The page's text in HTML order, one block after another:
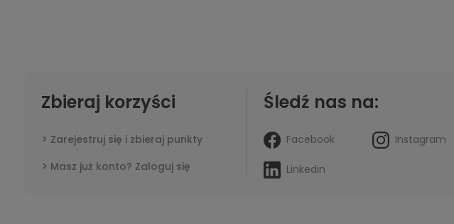
Zbieraj korzyści
Zarejestruj się i zbieraj punkty
Masz już konto? Zaloguj się
Śledź nas na:
Facebook Instagram
Linkedin